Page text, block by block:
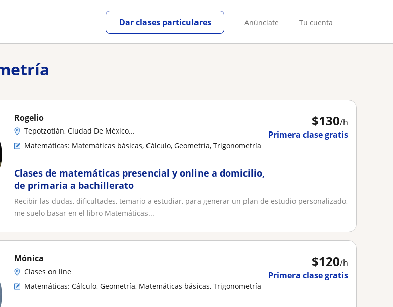
Anúnciate Tu cuenta
Dar clases particulares
$130/h
Primera clase gratis
Rogelio
Tepotzotlán, Ciudad De México...
Matemáticas: Matemáticas básicas, Cálculo, Geometría, Trigonometría
Clases de matemáticas presencial y online a domicilio,
de primaria a bachillerato
Recibir las dudas, dificultades, temario a estudiar, para generar un plan de estudio personalizado,
me suelo basar en el libro Matemáticas...
$120/h
Primera clase gratis
Mónica
Clases on line
Matemáticas: Cálculo, Geometría, Matemáticas básicas, Trigonometría